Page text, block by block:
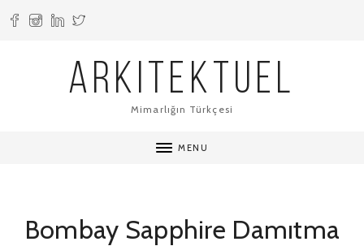
ARKITEKTUEL
Mimarlığın Türkçesi
MENU
Bombay Sapphire Damıtma